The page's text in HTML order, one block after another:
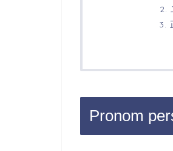
2.
3.
Pronom